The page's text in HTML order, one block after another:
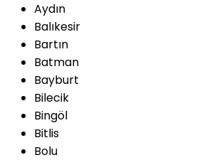
Aydın
Balıkesir
Bartın
Batman
Bayburt
Bilecik
Bingöl
Bitlis
Bolu